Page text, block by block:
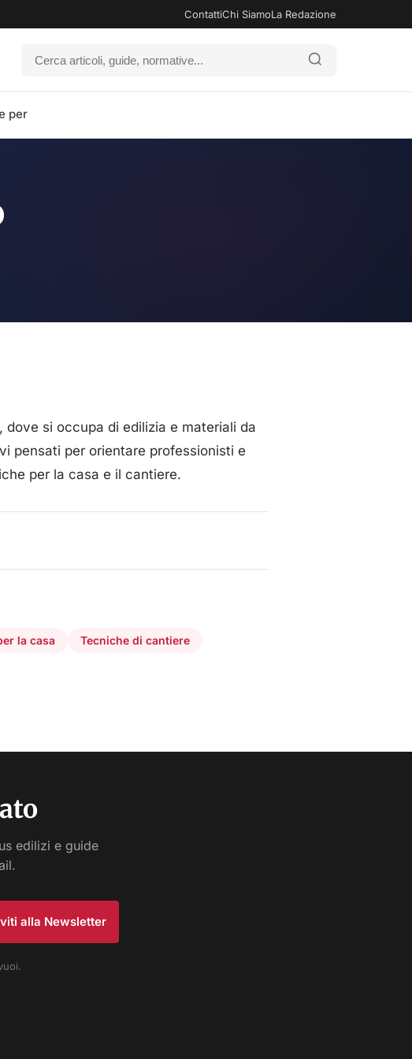
ContattiChi SiamoLa Redazione
per
dove si occupa di edilizia e materiali da
pensati per orientare professionisti e
per la casa e il cantiere.
la casa Tecniche di cantiere
edilizi e guide
alla Newsletter